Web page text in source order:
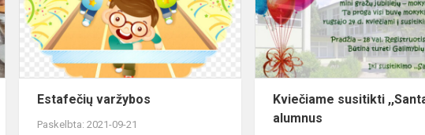
Estafečių varžybos
Paskelbta: 2021-09-21
Kviečiame susitikti
alumnus